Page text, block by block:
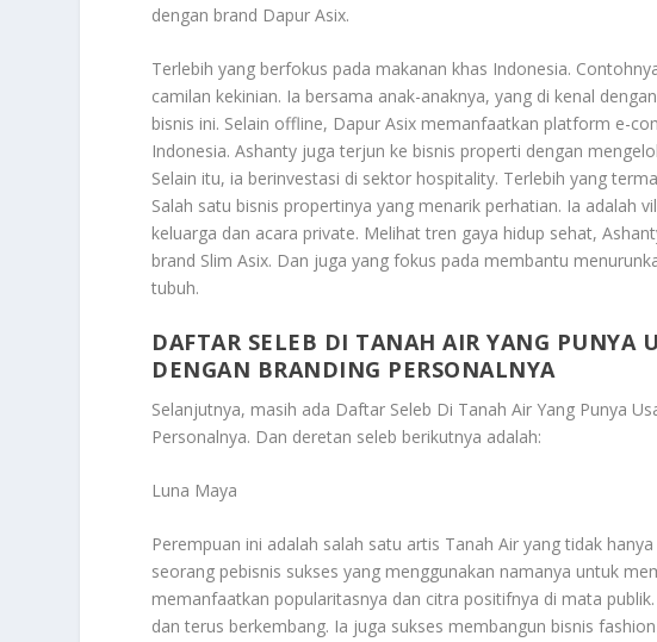
dengan brand Dapur Asix.
Terlebih yang berfokus pada makanan khas Indonesia.
camilan kekinian. Ia bersama anak-anaknya, yang di kenal
bisnis ini. Selain offline, Dapur Asix memanfaatkan platform e-
Indonesia. Ashanty juga terjun ke bisnis properti dengan
Selain itu, ia berinvestasi di sektor hospitality. Terlebih yang
Salah satu bisnis propertinya yang menarik perhatian. Ia adalah
keluarga dan acara private. Melihat tren gaya hidup sehat,
brand Slim Asix. Dan juga yang fokus pada membantu
tubuh.
DAFTAR SELEB DI TANAH AIR YANG PUNYA
DENGAN BRANDING PERSONALNYA
Selanjutnya, masih ada Daftar Seleb Di Tanah Air Yang Punya
Personalnya. Dan deretan seleb berikutnya adalah:
Luna Maya
Perempuan ini adalah salah satu artis Tanah Air yang tidak
seorang pebisnis sukses yang menggunakan namanya untuk
memanfaatkan popularitasnya dan citra positifnya di mata
dan terus berkembang. Ia juga sukses membangun bisnis